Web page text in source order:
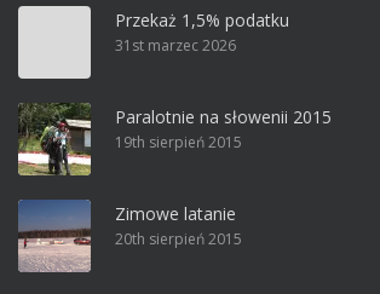
Przekaż 1,5% podatku
31st marzec 2026
Paralotnie na słowenii 2015
19th sierpień 2015
Zimowe latanie
20th sierpień 2015